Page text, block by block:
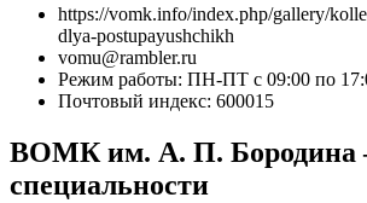
https://vomk.info/index.php/gallery/
dlya-postupayushchikh
vomu@rambler.ru
Режим работы: ПН-ПТ с 09:00 по
Почтовый индекс: 600015
ВОМК им. А. П.
специальности